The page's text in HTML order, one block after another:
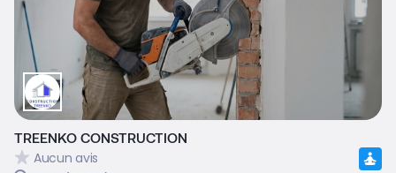
TREENKO CONSTRUCTION
Aucun avis